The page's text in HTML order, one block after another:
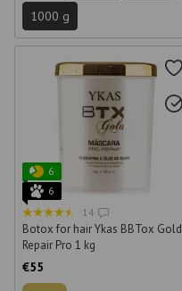
1000 g
6
6
14
Botox for hair Ykas BBTox Gold
Repair Pro 1 kg
€55